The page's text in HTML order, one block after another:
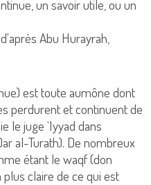
un savoir utile, ou un
Abu Hurayrah,
est toute aumône dont
perdurent et continuent de
le juge `Iyyad dans
al-Turath). De nombreux
étant le waqf (don
claire de ce qui est